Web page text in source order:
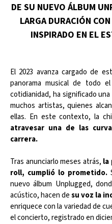
DE SU NUEVO ÁLBUM
LARGA DURACIÓN
INSPIRADO EN EL
El 2023 avanza cargado de
panorama musical de todo
cotidianidad, ha significado
muchos artistas, quienes
ellas. En este contexto, la
atravesar una de las
carrera.
Tras anunciarlo meses atrás, la
roll, cumplió lo prometido.
nuevo álbum Unplugged,
acústico, hacen desu voz la
enriquece con la variedad de
el concierto, registrado en